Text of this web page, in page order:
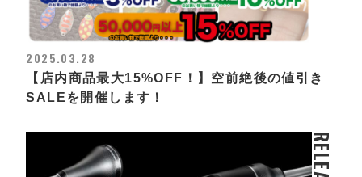
2025.03.28
【店内商品最大15%OFF！】空前絶後の値引き
SALEを開催します！